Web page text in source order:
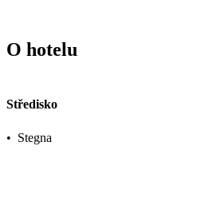
O hotelu
Středisko
• Stegna